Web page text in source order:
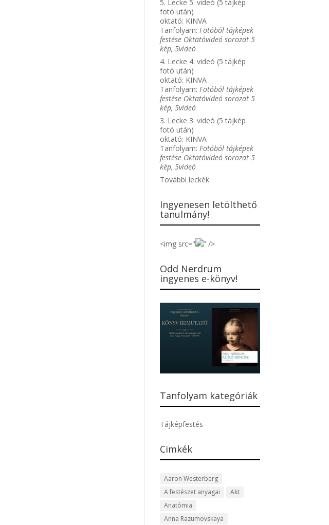
5. Lecke 5. videó (5 tájkép
fotó után)
oktató: KINVA
Tanfolyam:Fotóból tájképek
festése Oktatóvideó sorozat 5
kép, 5videó
4. Lecke 4. videó (5 tájkép
fotó után)
oktató: KINVA
Tanfolyam:Fotóból tájképek
festése Oktatóvideó sorozat 5
kép, 5videó
3. Lecke 3. videó (5 tájkép
fotó után)
oktató: KINVA
Tanfolyam:Fotóból tájképek
festése Oktatóvideó sorozat 5
kép, 5videó
További leckék
Ingyenesen letölthető
tanulmány!
<img src=" ” />
Odd Nerdrum
ingyenes e-könyv!
Tanfolyam kategóriák
Tájképfestés
Cimkék
Aaron Westerberg
A festészet anyagai
Akt
Anatómia
Anna Razumovskaya